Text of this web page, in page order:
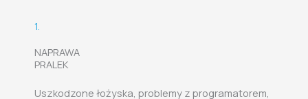
1.
NAPRAWA
PRALEK
Uszkodzone łożyska, problemy z programatorem,